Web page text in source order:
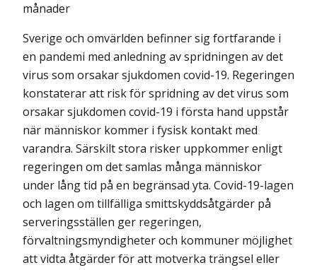
månader
Sverige och omvärlden befinner sig fortfarande i
en pandemi med anledning av spridningen av det
virus som orsakar sjukdomen covid-19. Regeringen
konstaterar att risk för spridning av det virus som
orsakar sjukdomen covid-19 i första hand uppstår
när människor kommer i fysisk kontakt med
varandra. Särskilt stora risker uppkommer enligt
regeringen om det samlas många människor
under lång tid på en begränsad yta. Covid-19-lagen
och lagen om tillfälliga smittskyddsåtgärder på
serveringsställen ger regeringen,
förvaltningsmyndigheter och kommuner möjlighet
att vidta åtgärder för att motverka trängsel eller